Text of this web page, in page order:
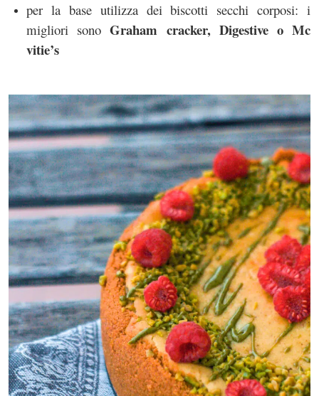
per la base utilizza dei biscotti secchi corposi: i
migliori sonoGraham cracker, Digestive o Mc
vitie’s